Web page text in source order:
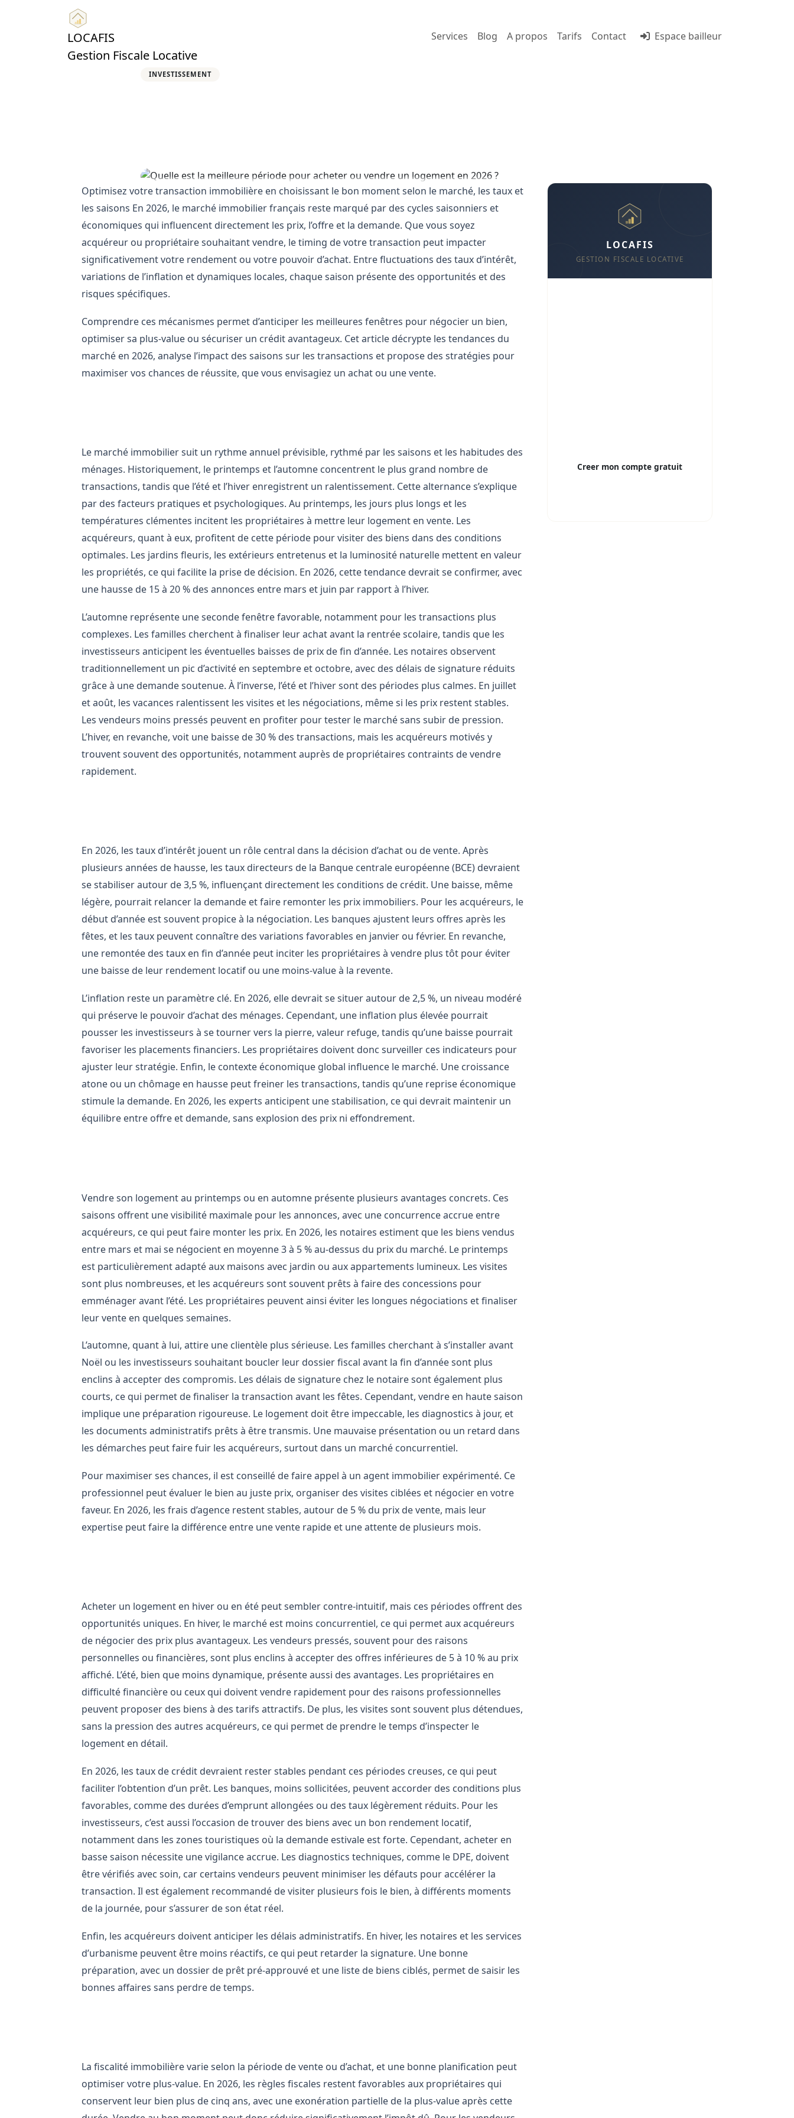
LOCAFIS
Gestion Fiscale Locative
Services Blog A propos Tarifs Contact Espace bailleur
INVESTISSEMENT
Optimisez votre transaction immobilière en choisissant le bon moment selon le marché, les taux et
les saisons En 2026, le marché immobilier français reste marqué par des cycles saisonniers et
économiques qui influencent directement les prix, l’offre et la demande. Que vous soyez
acquéreur ou propriétaire souhaitant vendre, le timing de votre transaction peut impacter
significativement votre rendement ou votre pouvoir d’achat. Entre fluctuations des taux d’intérêt,
variations de l’inflation et dynamiques locales, chaque saison présente des opportunités et des
risques spécifiques.
Comprendre ces mécanismes permet d’anticiper les meilleures fenêtres pour négocier un bien,
optimiser sa plus-value ou sécuriser un crédit avantageux. Cet article décrypte les tendances du
marché en 2026, analyse l’impact des saisons sur les transactions et propose des stratégies pour
maximiser vos chances de réussite, que vous envisagiez un achat ou une vente.
Le marché immobilier suit un rythme annuel prévisible, rythmé par les saisons et les habitudes des
ménages. Historiquement, le printemps et l’automne concentrent le plus grand nombre de
transactions, tandis que l’été et l’hiver enregistrent un ralentissement. Cette alternance s’explique
par des facteurs pratiques et psychologiques. Au printemps, les jours plus longs et les
températures clémentes incitent les propriétaires à mettre leur logement en vente. Les
acquéreurs, quant à eux, profitent de cette période pour visiter des biens dans des conditions
optimales. Les jardins fleuris, les extérieurs entretenus et la luminosité naturelle mettent en valeur
les propriétés, ce qui facilite la prise de décision. En 2026, cette tendance devrait se confirmer, avec
une hausse de 15 à 20 % des annonces entre mars et juin par rapport à l’hiver.
L’automne représente une seconde fenêtre favorable, notamment pour les transactions plus
complexes. Les familles cherchent à finaliser leur achat avant la rentrée scolaire, tandis que les
investisseurs anticipent les éventuelles baisses de prix de fin d’année. Les notaires observent
traditionnellement un pic d’activité en septembre et octobre, avec des délais de signature réduits
grâce à une demande soutenue. À l’inverse, l’été et l’hiver sont des périodes plus calmes. En juillet
et août, les vacances ralentissent les visites et les négociations, même si les prix restent stables.
Les vendeurs moins pressés peuvent en profiter pour tester le marché sans subir de pression.
L’hiver, en revanche, voit une baisse de 30 % des transactions, mais les acquéreurs motivés y
trouvent souvent des opportunités, notamment auprès de propriétaires contraints de vendre
rapidement.
En 2026, les taux d’intérêt jouent un rôle central dans la décision d’achat ou de vente. Après
plusieurs années de hausse, les taux directeurs de la Banque centrale européenne (BCE) devraient
se stabiliser autour de 3,5 %, influençant directement les conditions de crédit. Une baisse, même
légère, pourrait relancer la demande et faire remonter les prix immobiliers. Pour les acquéreurs, le
début d’année est souvent propice à la négociation. Les banques ajustent leurs offres après les
fêtes, et les taux peuvent connaître des variations favorables en janvier ou février. En revanche,
une remontée des taux en fin d’année peut inciter les propriétaires à vendre plus tôt pour éviter
une baisse de leur rendement locatif ou une moins-value à la revente.
L’inflation reste un paramètre clé. En 2026, elle devrait se situer autour de 2,5 %, un niveau modéré
qui préserve le pouvoir d’achat des ménages. Cependant, une inflation plus élevée pourrait
pousser les investisseurs à se tourner vers la pierre, valeur refuge, tandis qu’une baisse pourrait
favoriser les placements financiers. Les propriétaires doivent donc surveiller ces indicateurs pour
ajuster leur stratégie. Enfin, le contexte économique global influence le marché. Une croissance
atone ou un chômage en hausse peut freiner les transactions, tandis qu’une reprise économique
stimule la demande. En 2026, les experts anticipent une stabilisation, ce qui devrait maintenir un
équilibre entre offre et demande, sans explosion des prix ni effondrement.
Vendre son logement au printemps ou en automne présente plusieurs avantages concrets. Ces
saisons offrent une visibilité maximale pour les annonces, avec une concurrence accrue entre
acquéreurs, ce qui peut faire monter les prix. En 2026, les notaires estiment que les biens vendus
entre mars et mai se négocient en moyenne 3 à 5 % au-dessus du prix du marché. Le printemps
est particulièrement adapté aux maisons avec jardin ou aux appartements lumineux. Les visites
sont plus nombreuses, et les acquéreurs sont souvent prêts à faire des concessions pour
emménager avant l’été. Les propriétaires peuvent ainsi éviter les longues négociations et finaliser
leur vente en quelques semaines.
L’automne, quant à lui, attire une clientèle plus sérieuse. Les familles cherchant à s’installer avant
Noël ou les investisseurs souhaitant boucler leur dossier fiscal avant la fin d’année sont plus
enclins à accepter des compromis. Les délais de signature chez le notaire sont également plus
courts, ce qui permet de finaliser la transaction avant les fêtes. Cependant, vendre en haute saison
implique une préparation rigoureuse. Le logement doit être impeccable, les diagnostics à jour, et
les documents administratifs prêts à être transmis. Une mauvaise présentation ou un retard dans
les démarches peut faire fuir les acquéreurs, surtout dans un marché concurrentiel.
Pour maximiser ses chances, il est conseillé de faire appel à un agent immobilier expérimenté. Ce
professionnel peut évaluer le bien au juste prix, organiser des visites ciblées et négocier en votre
faveur. En 2026, les frais d’agence restent stables, autour de 5 % du prix de vente, mais leur
expertise peut faire la différence entre une vente rapide et une attente de plusieurs mois.
Acheter un logement en hiver ou en été peut sembler contre-intuitif, mais ces périodes offrent des
opportunités uniques. En hiver, le marché est moins concurrentiel, ce qui permet aux acquéreurs
de négocier des prix plus avantageux. Les vendeurs pressés, souvent pour des raisons
personnelles ou financières, sont plus enclins à accepter des offres inférieures de 5 à 10 % au prix
affiché. L’été, bien que moins dynamique, présente aussi des avantages. Les propriétaires en
difficulté financière ou ceux qui doivent vendre rapidement pour des raisons professionnelles
peuvent proposer des biens à des tarifs attractifs. De plus, les visites sont souvent plus détendues,
sans la pression des autres acquéreurs, ce qui permet de prendre le temps d’inspecter le
logement en détail.
En 2026, les taux de crédit devraient rester stables pendant ces périodes creuses, ce qui peut
faciliter l’obtention d’un prêt. Les banques, moins sollicitées, peuvent accorder des conditions plus
favorables, comme des durées d’emprunt allongées ou des taux légèrement réduits. Pour les
investisseurs, c’est aussi l’occasion de trouver des biens avec un bon rendement locatif,
notamment dans les zones touristiques où la demande estivale est forte. Cependant, acheter en
basse saison nécessite une vigilance accrue. Les diagnostics techniques, comme le DPE, doivent
être vérifiés avec soin, car certains vendeurs peuvent minimiser les défauts pour accélérer la
transaction. Il est également recommandé de visiter plusieurs fois le bien, à différents moments
de la journée, pour s’assurer de son état réel.
Enfin, les acquéreurs doivent anticiper les délais administratifs. En hiver, les notaires et les services
d’urbanisme peuvent être moins réactifs, ce qui peut retarder la signature. Une bonne
préparation, avec un dossier de prêt pré-approuvé et une liste de biens ciblés, permet de saisir les
bonnes affaires sans perdre de temps.
La fiscalité immobilière varie selon la période de vente ou d’achat, et une bonne planification peut
optimiser votre plus-value. En 2026, les règles fiscales restent favorables aux propriétaires qui
conservent leur bien plus de cinq ans, avec une exonération partielle de la plus-value après cette
LOCAFIS
GESTION FISCALE LOCATIVE
Creer mon compte gratuit